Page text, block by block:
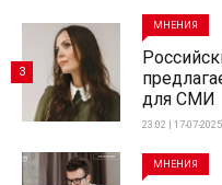
МНЕНИЯ
для СМИ
23:02 | 17-07-2025
3
МНЕНИЯ